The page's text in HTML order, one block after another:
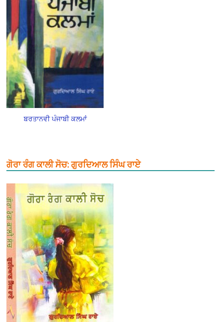
ਬਰਤਾਨਵੀ ਪੰਜਾਬੀ ਕਲਮਾਂ
ਗੋਰਾ ਰੰਗ ਕਾਲੀ ਸੋਚ: ਗੁਰਦਿਆਲ ਸਿੰਘ ਰਾਏ